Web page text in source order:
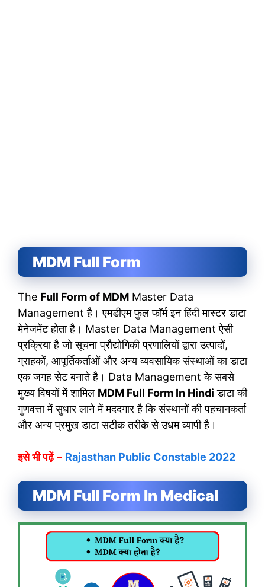
MDM Full Form
The Full Form of MDM Master Data
Management है। एमडीएम फुल फॉर्म इन हिंदी मास्टर डाटा
मेनेजमेंट होता है। Master Data Management ऐसी
प्रक्रिया है जो सूचना प्रौद्योगिकी प्रणालियों द्वारा उत्पादों,
ग्राहकों, आपूर्तिकर्ताओं और अन्य व्यवसायिक संस्थाओं का डाटा
एक जगह सेट बनाते है। Data Management के सबसे
मुख्य विषयों में शामिल MDM Full Form In Hindi डाटा की
गुणवत्ता में सुधार लाने में मददगार है कि संस्थानों की पहचानकर्ता
और अन्य प्रमुख डाटा सटीक तरीके से उधम व्यापी है।
इसे भी पढ़ें– Rajasthan Public Constable 2022
MDM Full Form In Medical